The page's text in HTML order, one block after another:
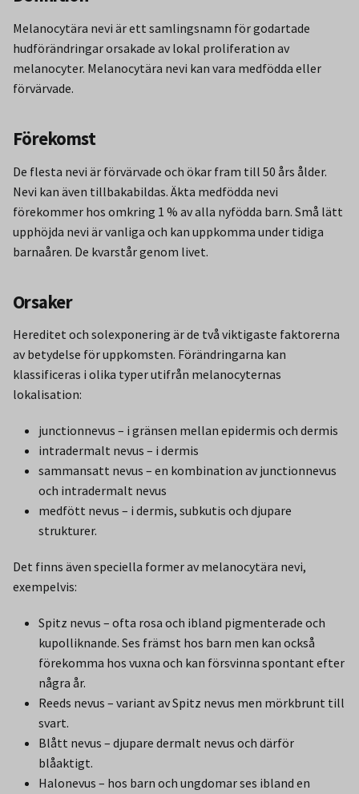
Melanocytära nevi är ett samlingsnamn för godartade
hudförändringar orsakade av lokal proliferation av
melanocyter. Melanocytära nevi kan vara medfödda eller
förvärvade.
Förekomst
De flesta nevi är förvärvade och ökar fram till 50 års ålder.
Nevi kan även tillbakabildas. Äkta medfödda nevi
förekommer hos omkring 1 % av alla nyfödda barn. Små lätt
upphöjda nevi är vanliga och kan uppkomma under tidiga
barnaåren. De kvarstår genom livet.
Orsaker
Hereditet och solexponering är de två viktigaste faktorerna
av betydelse för uppkomsten. Förändringarna kan
klassificeras i olika typer utifrån melanocyternas
lokalisation:
junctionnevus – i gränsen mellan epidermis och dermis
intradermalt nevus – i dermis
sammansatt nevus – en kombination av junctionnevus
och intradermalt nevus
medfött nevus – i dermis, subkutis och djupare
strukturer.
Det finns även speciella former av melanocytära nevi,
exempelvis:
Spitz nevus – ofta rosa och ibland pigmenterade och
kupolliknande. Ses främst hos barn men kan också
förekomma hos vuxna och kan försvinna spontant efter
några år.
Reeds nevus – variant av Spitz nevus men mörkbrunt till
svart.
Blått nevus – djupare dermalt nevus och därför
blåaktigt.
Halonevus – hos barn och ungdomar ses ibland en